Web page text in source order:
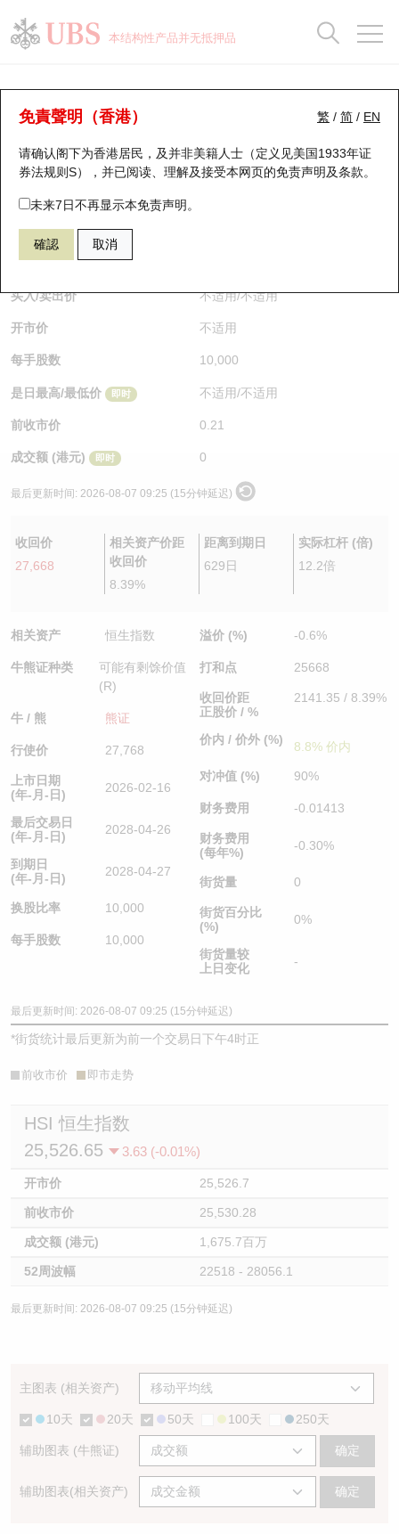
本结构性产品并无抵押品
繁 / 简 / EN
免責聲明（香港）
请确认阁下为香港居民，及并非美籍人士（定义见美国1933年证
券法规则S），并已阅读、理解及接受本网页的免责声明及条款。
未来7日不再显示本免责声明。
確認 取消
牛熊证分析仪
表现 街货统计 比较
62150 瑞银熊证 HSI 恒生指数
$0.21 即时
买入/卖出价 不适用/不适用
开市价 不适用
每手股数 10,000
是日最高/最低价 即时 不适用/不适用
前收市价 0.21
成交额 (港元) 即时 0
最后更新时间: 2026-08-07 09:25 (15分钟延迟)
收回价
27,668
相关资产价距
收回价
8.39%
距离到期日
629日
实际杠杆 (倍)
12.2倍
相关资产 恒生指数
牛熊证种类
可能有剩馀价值
(R)
牛 / 熊 熊证
行使价 27,768
上市日期
(年-月-日)
2026-02-16
最后交易日
(年-月-日)
2028-04-26
到期日
(年-月-日)
2028-04-27
换股比率 10,000
每手股数 10,000
溢价 (%) -0.6%
打和点 25668
收回价距
正股价 / %
2141.35 / 8.39%
价内 / 价外 (%) 8.8% 价内
对冲值 (%) 90%
财务费用 -0.01413
财务费用
(每年%)
-0.30%
街货量 0
街货百分比
(%)
0%
街货量较
上日变化
-
最后更新时间: 2026-08-07 09:25 (15分钟延迟)
*街货统计最后更新为前一个交易日下午4时正
前收市价 即市走势
HSI 恒生指数
25,526.65
3.63 (-0.01%)
开市价 25,526.7
前收市价 25,530.28
成交额 (港元) 1,675.7百万
52周波幅 22518 - 28056.1
最后更新时间: 2026-08-07 09:25 (15分钟延迟)
主图表 (相关资产)
10天 20天 50天 100天 250天
辅助图表 (牛熊证) 确定
辅助图表(相关资产) 确定
瑞银认股证一览
新发行瑞银认股证
即将到期认股证
认股证到期结算价查找
认股证分析仪
认股证速算机
认股证/牛熊证日志
认股证文件及公告
街货统计
比较
牛熊全景快搜
牛熊证搜寻
牛熊证街货分布图
正股牛熊证列表
新发行瑞银牛熊证
已收回牛熊证剩余价值
牛熊证到期结算价查找
牛熊证分析仪
牛熊证文件及公告
街货统计
比较
十大升幅/跌幅
十大认股证成交分布
十天股证占大市成交
资金流
街货统计
三十大平均引伸波幅
正股分析仪
二十大活跃股份
恒指成份股
国指成份股
科指成份股
相关资产沽空
中资ETFs溢价比较
AH 股价对照
持股比重
显示所有持股比重
每月轮证大市专题
轮证专栏
讲座及教育短片
认股证投资者教育
牛熊证投资者教育
认股证牛熊证常问问题